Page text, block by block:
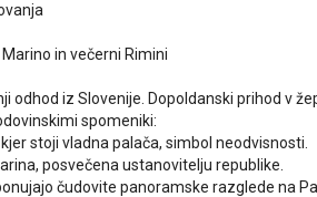
Marino in večerni Rimini
odhod iz Slovenije. Dopoldanski prihod v
spomeniki:
stoji vladna palača, simbol neodvisnosti.
posvečena ustanovitelju republike.
čudovite panoramske razglede na